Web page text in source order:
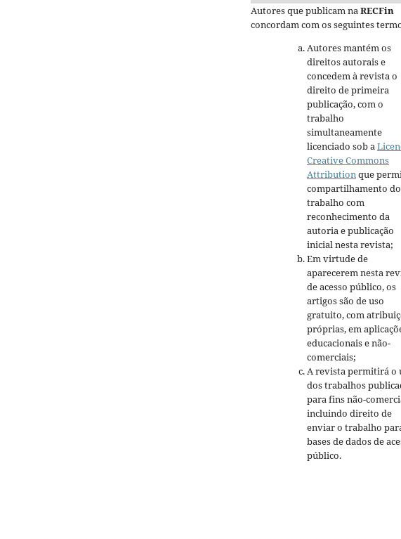
Autores que publicam naRECFin
concordam com os seguintes
Autores mantém os
direitos autorais e
concedem à revista o
direito de primeira
publicação, com o
trabalho
simultaneamente
licenciado sob a
Creative Commons
Attributionque
compartilhamento do
trabalho com
reconhecimento da
autoria e publicação
inicial nesta revista;
Em virtude de
aparecerem nesta
de acesso público, os
artigos são de uso
gratuito, com
próprias, em
educacionais e não-
comerciais;
A revista permitirá o
dos trabalhos
para fins não-
incluindo direito de
enviar o trabalho
bases de dados de
público.